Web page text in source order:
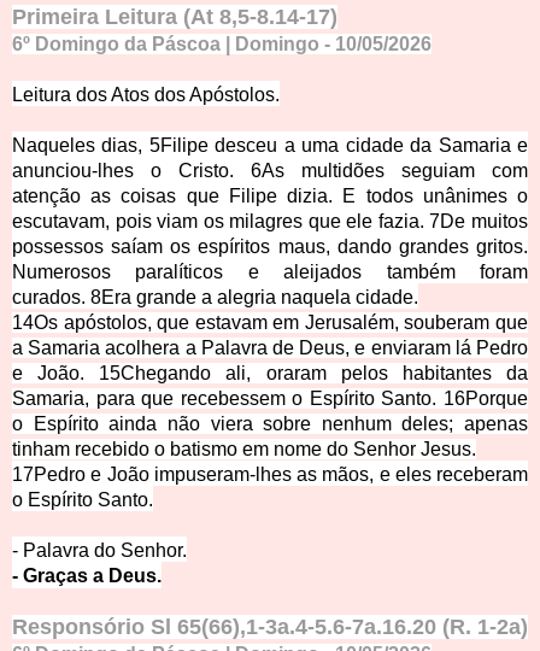
Primeira Leitura (At 8,5-8.14-17)
6º Domingo da Páscoa | Domingo - 10/05/2026
Leitura dos Atos dos Apóstolos.
Naqueles dias, 5Filipe desceu a uma cidade da Samaria e
anunciou-lhes o Cristo. 6As multidões seguiam com
atenção as coisas que Filipe dizia. E todos unânimes o
escutavam, pois viam os milagres que ele fazia.7De muitos
possessos saíam os espíritos maus, dando grandes gritos.
Numerosos paralíticos e aleijados também foram
curados. 8Era grande a alegria naquela cidade.
14Os apóstolos, que estavam em Jerusalém, souberam que
a Samaria acolhera a Palavra de Deus, e enviaram lá Pedro
e João. 15Chegando ali, oraram pelos habitantes da
Samaria, para que recebessem o Espírito Santo. 16Porque
o Espírito ainda não viera sobre nenhum deles; apenas
tinham recebido o batismo em nome do Senhor Jesus.
17Pedro e João impuseram-lhes as mãos, e eles receberam
o Espírito Santo.
- Palavra do Senhor.
- Graças a Deus.
Responsório Sl 65(66),1-3a.4-5.6-7a.16.20 (R. 1-2a)